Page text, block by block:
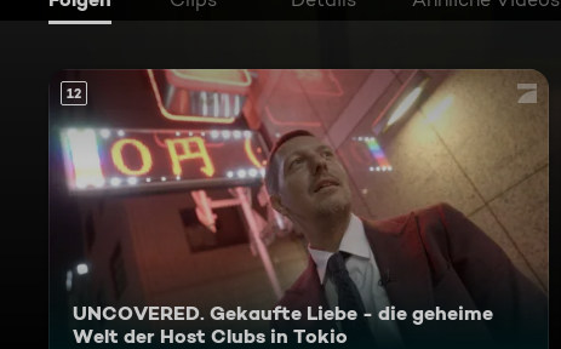
12
UNCOVERED. Gekaufte Liebe - die geheime
Welt der Host Clubs in Tokio